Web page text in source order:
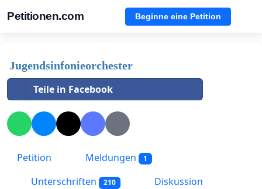
Petitionen.com Beginne eine Petition
Jugendsinfonieorchester
Teile in Facebook
Petition Meldungen 1
Unterschriften 210
Diskussion